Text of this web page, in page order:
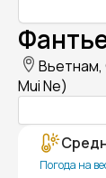
Вьетнам,
Mui Ne)
Погода на